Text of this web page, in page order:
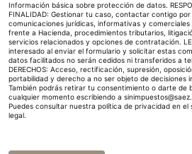
Información básica sobre protección de datos. RESPONSABLE: SAEZ.LAW, S.L.U.
FINALIDAD: Gestionar tu caso, contactar contigo
comunicaciones jurídicas, informativas y comerciales
frente a Hacienda, procedimientos tributarios,
servicios relacionados y opciones de contratación. LEGITIMACIÓN: Consentimiento del
interesado al enviar el formulario y solicitar estas comunicaciones.
datos facilitados no serán cedidos ni transferidos a
DERECHOS: Acceso, rectificación, supresión,
portabilidad y derecho a no ser objeto de decisiones
También podrás retirar tu consentimiento o darte de
cualquier momento escribiendo a sinimpuestos@saez.law. INFORMACIÓN
Puedes consultar nuestra política de privacidad en el
legal.